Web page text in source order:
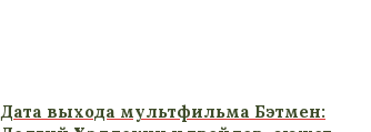
Дата выхода мультфильма Бэтмен: